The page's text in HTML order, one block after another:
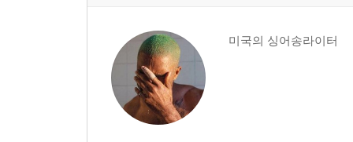
미국의 싱어송라이터